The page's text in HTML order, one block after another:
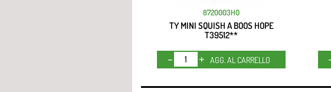
8720003HO
TY MINI SQUISH A BOOS HOPE
T39512**
Quantità
AGG. AL CARRELLO